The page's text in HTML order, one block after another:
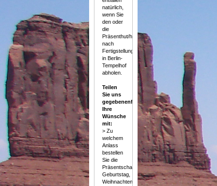
natürlich,
wenn Sie
den oder
die
Präsenthut/hüte
nach
Fertigstellung
in Berlin-
Tempelhof
abholen.
Teilen
Sie uns
gegebenenfalls
Ihre
Wünsche
mit:
> Zu
welchem
Anlass
bestellen
Sie die
Präsentschale?
Geburtstag,
Weihnachten,